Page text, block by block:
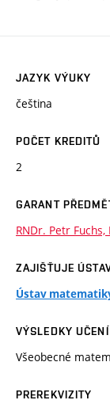
JAZYK VÝUKY
čeština
POČET KREDITŮ
2
GARANT
RNDr. Petr Fuchs,
ZAJIŠŤUJE
Ústav
VÝSLEDKY
Všeobecné
PREREKVIZITY